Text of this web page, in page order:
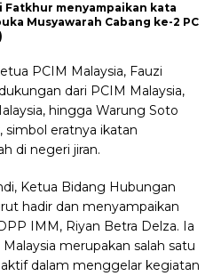
Fatkhur menyampaikan kata
Musyawarah Cabang ke-2 PC
PCIM Malaysia, Fauzi
dari PCIM Malaysia,
hingga Warung Soto
simbol eratnya ikatan
di negeri jiran.
Ketua Bidang Hubungan
hadir dan menyampaikan
IMM, Riyan Betra Delza. Ia
merupakan salah satu
dalam menggelar kegiatan